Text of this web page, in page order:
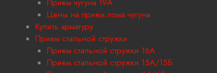
Прием чугуна 19А
Цены на прием лома чугуна
Купить арматуру
Прием стальной стружки
Прием стальной стружки 16А
Прием стальной стружки 15А/15Б